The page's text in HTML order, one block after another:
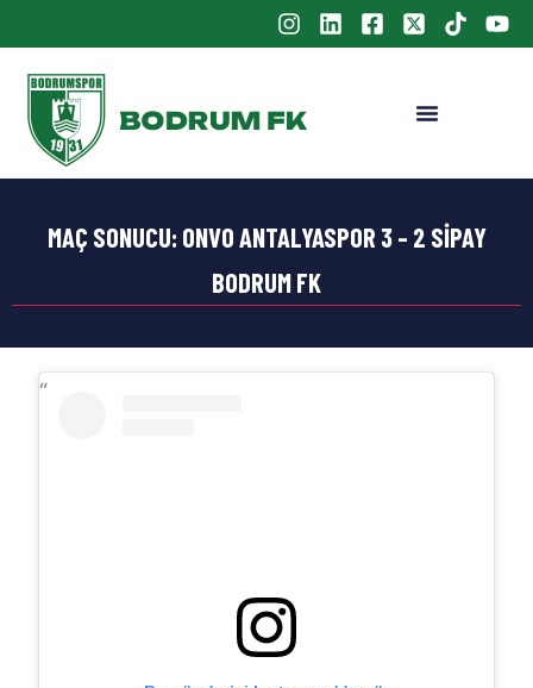
MAÇ SONUCU: ONVO ANTALYASPOR 3 – 2 SIPAY
BODRUM FK